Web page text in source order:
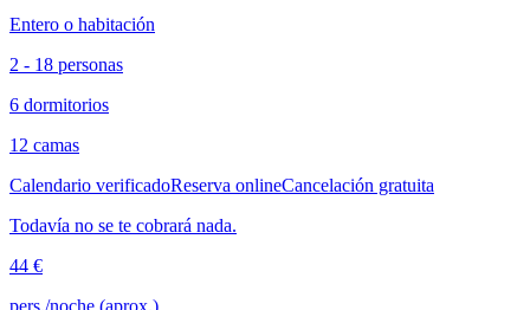
Entero o habitación
2 - 18 personas
6 dormitorios
12 camas
Calendario verificadoReserva onlineCancelación gratuita
Todavía no se te cobrará nada.
44 €
pers./noche (aprox.)